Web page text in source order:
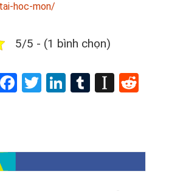
hoc-mon/
5/5 - (1 bình chọn)
Facebook
TwitterLinkedIn
Tumblr